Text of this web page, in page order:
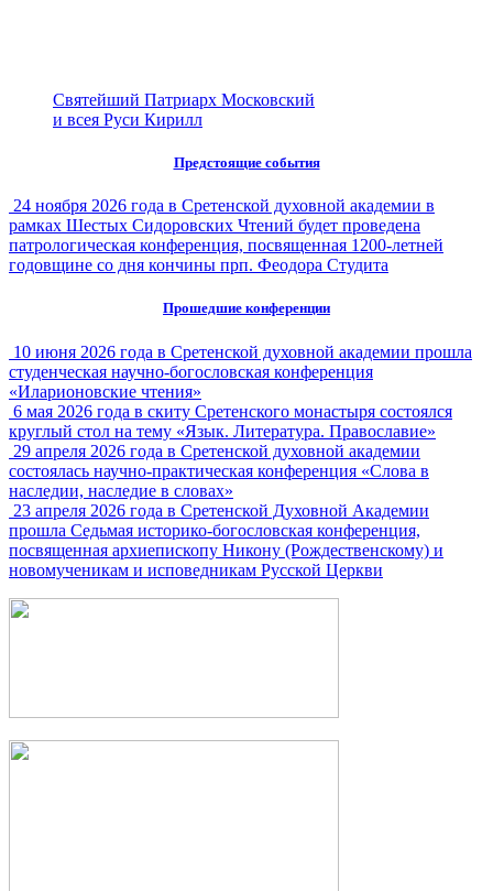
Святейший Патриарх Московский
и всея Руси Кирилл
Предстоящие события
24 ноября 2026 года в Сретенской духовной академии в
рамках Шестых Сидоровских Чтений будет проведена
патрологическая конференция, посвященная 1200-летней
годовщине со дня кончины прп. Феодора Студита
Прошедшие конференции
10 июня 2026 года в Сретенской духовной академии прошла
студенческая научно-богословская конференция
«Иларионовские чтения»
6 мая 2026 года в скиту Сретенского монастыря состоялся
круглый стол на тему «Язык. Литература. Православие»
29 апреля 2026 года в Сретенской духовной академии
состоялась научно-практическая конференция «Слова в
наследии, наследие в словах»
23 апреля 2026 года в Сретенской Духовной Академии
прошла Седьмая историко-богословская конференция,
посвященная архиепископу Никону (Рождественскому) и
новомученикам и исповедникам Русской Церкви